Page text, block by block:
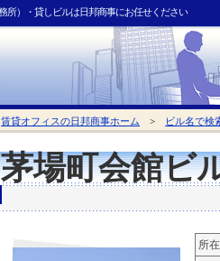
所）・貸しビルは日邦商事にお任せください
賃貸オフィスの日邦商事ホーム > ビル名で検
茅場町会館ビ
所